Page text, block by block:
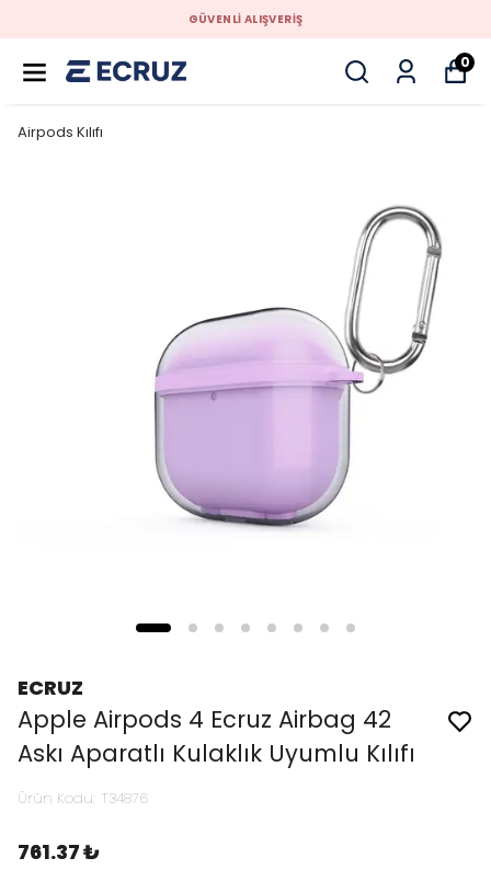
GÜVENLİ ALIŞVERİŞ
0
Airpods Kılıfı
ECRUZ
Apple Airpods 4 Ecruz Airbag 42
Askı Aparatlı Kulaklık Uyumlu Kılıfı
Ürün Kodu: T34876
761.37 ₺